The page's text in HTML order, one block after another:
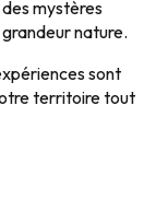
mystères
nature.
sont
territoire tout